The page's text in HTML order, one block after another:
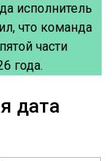
исполнитель
что команда
части
года.
дата